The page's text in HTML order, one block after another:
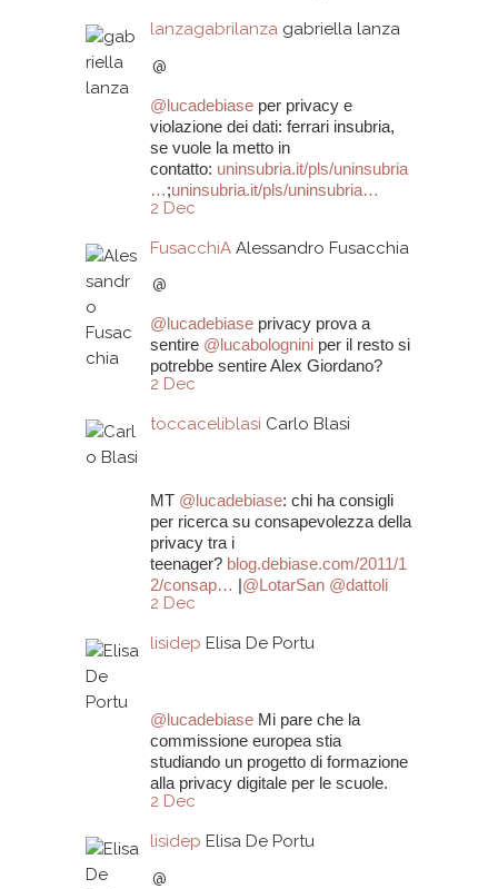
lanzagabrilanza gabriella lanza
@
@lucadebiase per privacy e
violazione dei dati: ferrari insubria,
se vuole la metto in
contatto: uninsubria.it/pls/uninsubria
…;uninsubria.it/pls/uninsubria…
2 Dec
FusacchiA Alessandro Fusacchia
@
@lucadebiase privacy prova a
sentire @lucabolognini per il resto si
potrebbe sentire Alex Giordano?
2 Dec
toccaceliblasi Carlo Blasi
MT @lucadebiase: chi ha consigli
per ricerca su consapevolezza della
privacy tra i
teenager? blog.debiase.com/2011/1
2/consap… |@LotarSan @dattoli
2 Dec
lisidep Elisa De Portu
@lucadebiase Mi pare che la
commissione europea stia
studiando un progetto di formazione
alla privacy digitale per le scuole.
2 Dec
lisidep Elisa De Portu
@